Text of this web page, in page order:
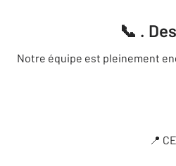
📞 .
Notre équipe est pleinement
📍